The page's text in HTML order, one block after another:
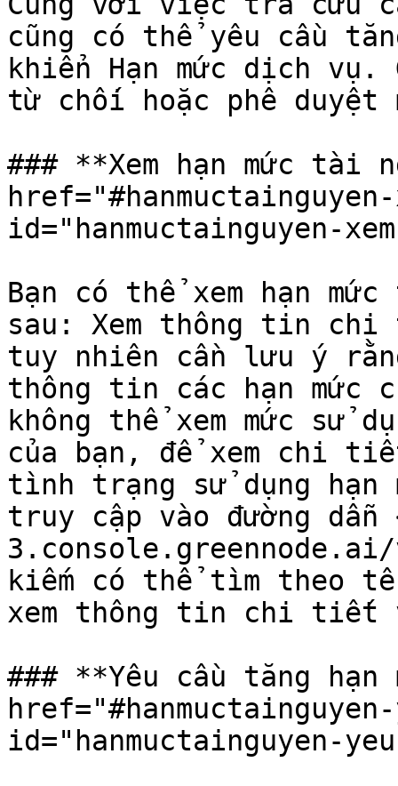
cũng có thể yêu cầu
khiển Hạn mức dịch vụ.
từ chối hoặc phê duyệt
### **Xem hạn mức tài
id="hanmuctainguyen-
Bạn có thể xem hạn
sau: Xem thông tin
tuy nhiên cần lưu ý
thông tin các hạn mức
không thể xem mức sử
của bạn, để xem chi
tình trạng sử dụng
truy cập vào đường
kiếm có thể tìm theo
xem thông tin chi tiết
### **Yêu cầu tăng hạn
id="hanmuctainguyen-